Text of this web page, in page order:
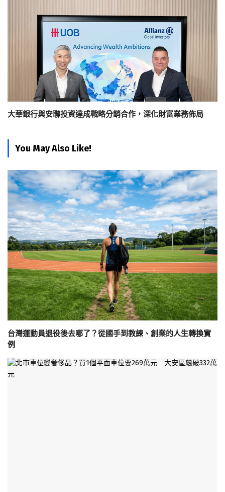
大華銀行與安聯投資達成戰略分銷合作，深化財富業務佈局
You May Also Like!
台灣運動員退役後去哪了？從國手到教練、創業的人生轉換實
例